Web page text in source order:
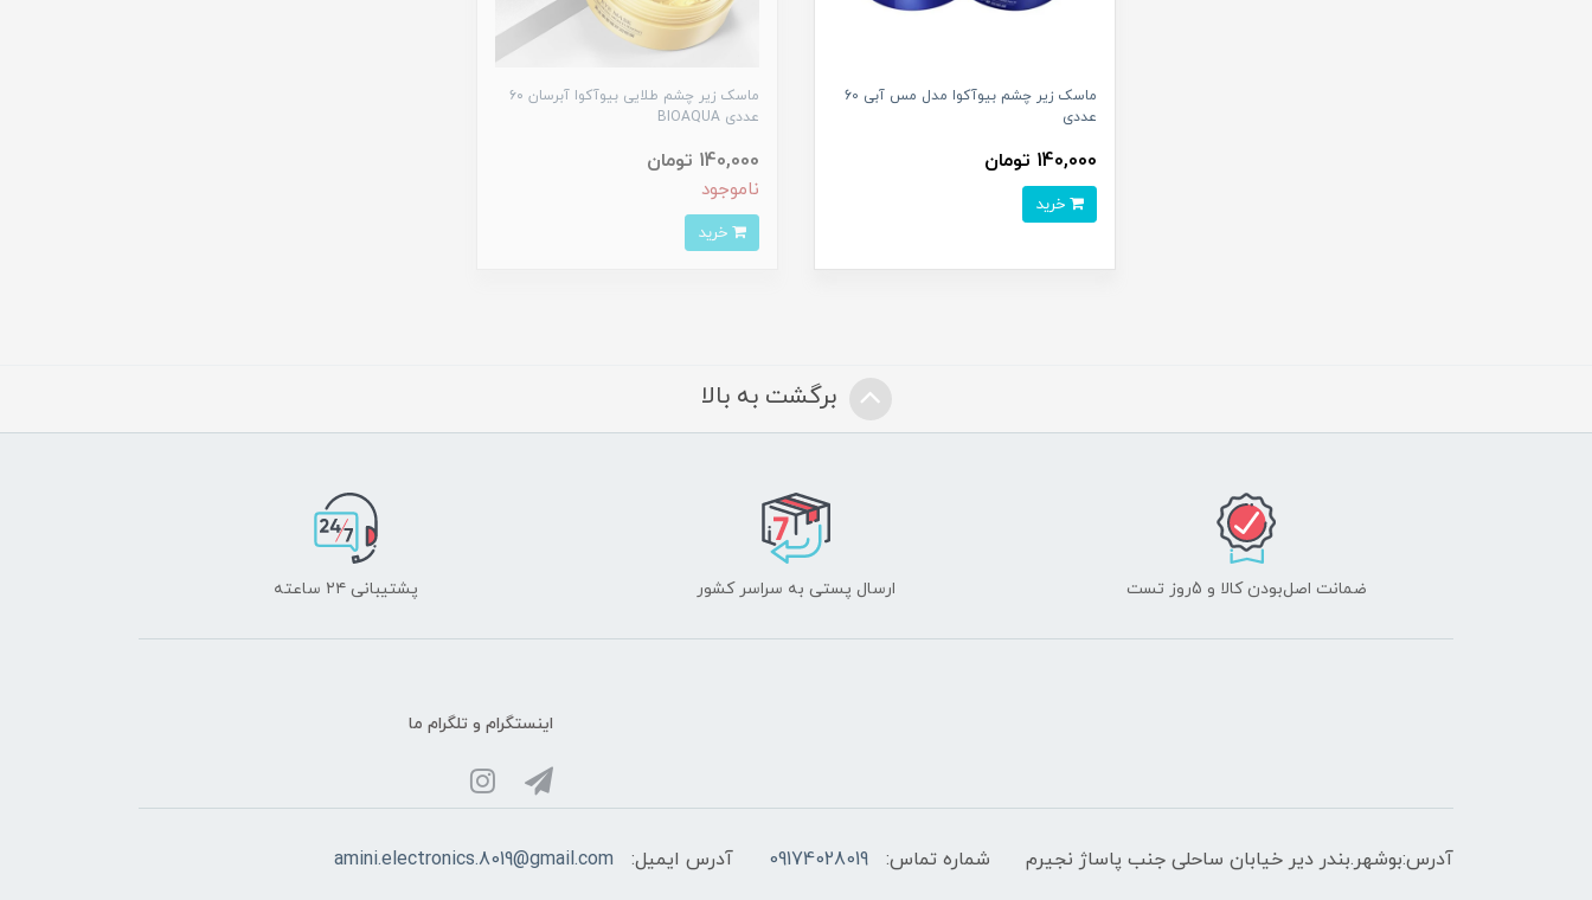
ماسک زیر چشم بیوآکوا مدل مس آبی 60
عددی
140,000 تومان
ماسک زیر چشم طلایی بیوآکوا آبرسان ۶۰
عددی BIOAQUA
140,000 تومان
ناموجود
خرید
برگشت به بالا
ضمانت اصل‌بودن کالا و 5روز تست ارسال پستی به سراسر کشور پشتیبانی ۲۴ ساعته
اینستگرام و تلگرام ما
آدرس:بوشهر.بندر دیر خیابان ساحلی جنب پاساژ نجیرم شماره تماس: 09174028019 آدرس ایمیل: amini.electronics.8019@gmail.com